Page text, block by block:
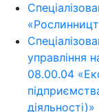
управління
08.00.04
діяльності)»